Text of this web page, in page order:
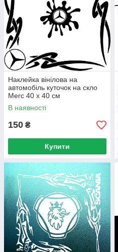
Наклейка вінілова на
автомобіль куточок на скло
Merc 40 х 40 см
В наявності
150 ₴
Купити